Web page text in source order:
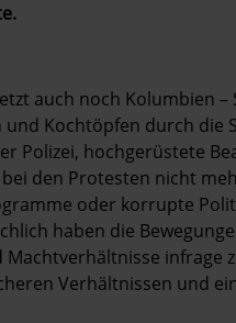
auch noch Kolumbien –
Kochtöpfen durch die
Polizei, hochgerüstete
den Protesten nicht
oder korrupte
haben die
infrage
Verhältnissen und